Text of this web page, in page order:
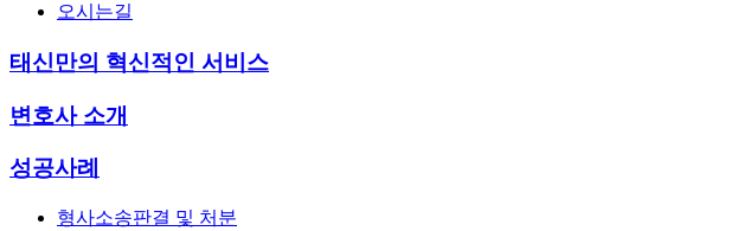
오시는길
태신만의 혁신적인 서비스
변호사 소개
성공사례
형사소송판결 및 처분